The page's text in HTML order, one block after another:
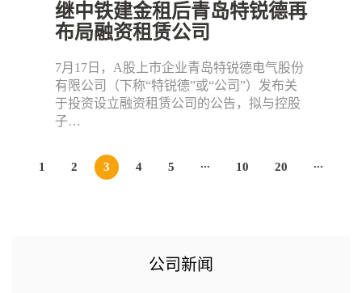
继中铁建金租后青岛特锐德再
布局融资租赁公司
7月17日，A股上市企业青岛特锐德电气股份
有限公司（下称“特锐德”或“公司”）发布关
于投资设立融资租赁公司的公告，拟与控股
子…
1 2 3 4 5 ... 10 20 ...
公司新闻